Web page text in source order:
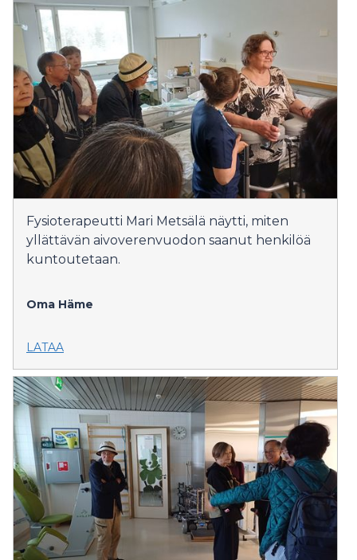
Fysioterapeutti Mari Metsälä näytti, miten
yllättävän aivoverenvuodon saanut henkilöä
kuntoutetaan.
Oma Häme
LATAA